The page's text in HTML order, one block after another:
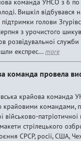
команда УНСО з 6
Вишкіл відбувався
голови
з урочистого
розвідувальної
експрес...more
команда провела
крайова команда
крайовими командами,
військово-
стрілецького
СРСР, росії, США,